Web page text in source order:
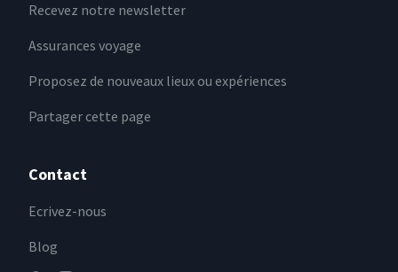
Recevez notre newsletter
Assurances voyage
Proposez de nouveaux lieux ou expériences
Partager cette page
Contact
Ecrivez-nous
Blog